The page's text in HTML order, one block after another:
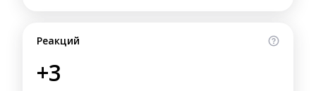
Реакций
+3